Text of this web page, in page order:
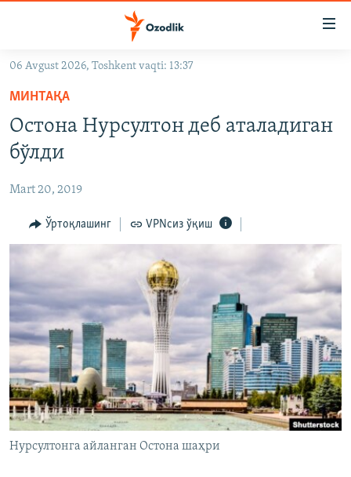
Асосий
навигацияга
ўтинг
Қидиришга
OZODARXIV
На русском
ИЖТИМОИЙ ТАРМОҚЛАР
Озодлик бошқа тилларда
06 Avgust 2026, Toshkent vaqti: 13:37
МИНТАҚА
Остона Нурсултон деб аталадиган
бўлди
Mart 20, 2019
Ўртоқлашинг VPNсиз ўқиш
Нурсултонга айланган Остона шаҳри